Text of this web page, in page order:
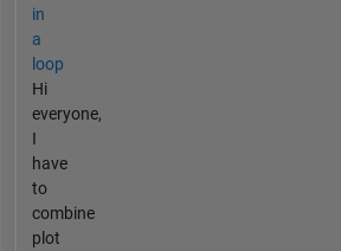
in
a
loop
Hi
everyone,
I
have
to
combine
plot